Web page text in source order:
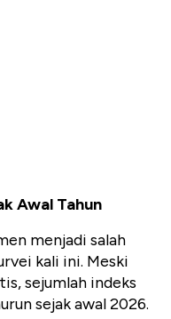
Awal Tahun
menjadi salah
kali ini. Meski
sejumlah indeks
sejak awal 2026.